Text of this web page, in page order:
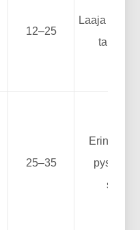
12–25
Laaja
tai
25–35